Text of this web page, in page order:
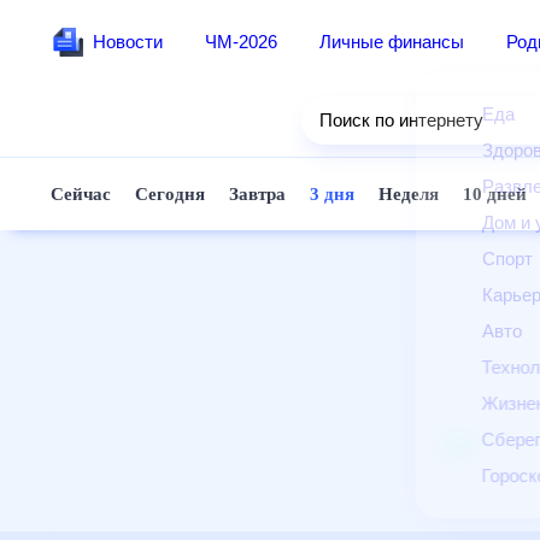
Новости ЧМ-2026 Личные финансы
Еда
Дом
Спорт
Авто
Поиск по интернету
Сейчас Сегодня Завтра 3 дня Неделя 10